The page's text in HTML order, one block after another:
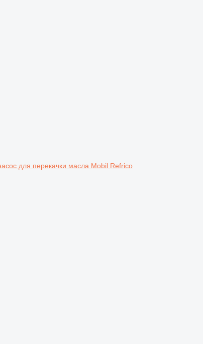
для перекачки масла Mobil Refrico